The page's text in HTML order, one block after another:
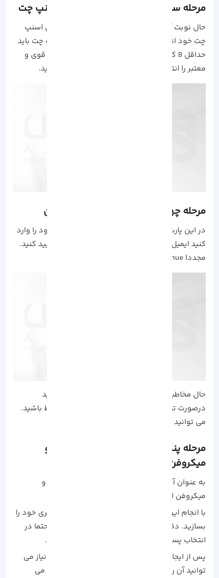
مرحله سوم: تعیین پسورد قوی برای اسنپ چت
حال نوبت آن رسیده است که یک پسورد قوی برای اسنپ
چت خود انتخاب کنید. رمز عبور انتخابی برای اسنپ چت باید
حداقل 8 کراکتر داشته باشد. یک رمز عبور 8 رقوی قوی و
معتبر را انتخاب کرده و بر روی Continue کلیک کنید.
مرحله چهارم: وارد کردن ایمیل و تایید آن
در این پارت اسنپ چت از شما می خواد تا ایمیل خود را وارد
کنید ایمیل که استفاده می کنید را وارد کرده و تایید کنید.
مجددا Continue را بزنید.
حال مخاطبان شما را نشان می دهد، شما می توانید
درصورت تمایل با آنها از طریق این پلتفرم در ارتباط باشید.
می توانید این مرحله را با زدن Skip رد کنید.
مرحله پنجم: اجازه دسترسی به دوربین و
میکروفن
به عنوان آخرین مرحله نیز نیاز است که به دوربین و
میکروفن اجازه دسترسی دهید.
با انجام این مراحل به راحتی می توانید حساب کاربری خود را
بسازید. دقت داشته باشید که موارد ذکر شده را حتما در
انتخاب پسورد قوی برای اسنپ چت در نظر بگیرید.
پس از ایجاد حساب کاربری در اسنپ چت درصورت نیاز می
توانید آن را حذف کنید. اگر نحوه کار را نمی دونید، می